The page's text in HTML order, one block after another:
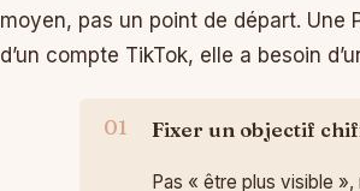
moyen, pas un point de départ. Une
d’un compte TikTok, elle a besoin
Fixer un objectif
Pas « être plus visible